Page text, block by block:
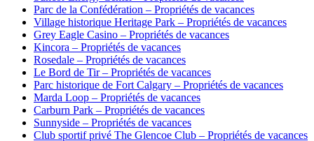
Parc de la Confédération – Propriétés de vacances
Village historique Heritage Park – Propriétés de vacances
Grey Eagle Casino – Propriétés de vacances
Kincora – Propriétés de vacances
Rosedale – Propriétés de vacances
Le Bord de Tir – Propriétés de vacances
Parc historique de Fort Calgary – Propriétés de vacances
Marda Loop – Propriétés de vacances
Carburn Park – Propriétés de vacances
Sunnyside – Propriétés de vacances
Club sportif privé The Glencoe Club – Propriétés de vacances